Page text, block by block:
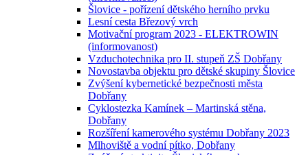
Šlovice - pořízení dětského herního prvku
Lesní cesta Březový vrch
Motivační program 2023 - ELEKTROWIN
(informovanost)
Vzduchotechnika pro II. stupeň ZŠ Dobřany
Novostavba objektu pro dětské skupiny Šlovice
Zvýšení kybernetické bezpečnosti města
Dobřany
Cyklostezka Kamínek – Martinská stěna,
Dobřany
Rozšíření kamerového systému Dobřany 2023
Mlhoviště a vodní pítko, Dobřany